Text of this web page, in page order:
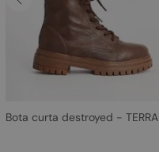
Bota curta destroyed - TERRA